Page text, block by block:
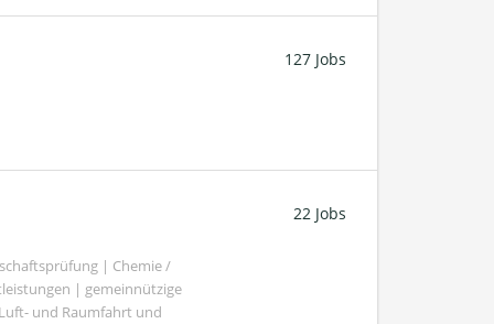
127 Jobs
| Chemie /
| gemeinnützige
und Raumfahrt und
22 Jobs